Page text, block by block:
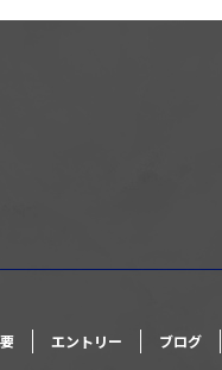
エントリー ブログ